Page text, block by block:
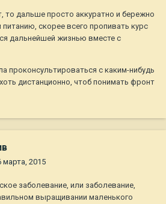
то дальше просто аккуратно и бережно
питанию, скорее всего пропивать курс
дальнейшей жизнью вместе с
проконсультироваться с каким-нибудь
дистанционно, чтоб понимать фронт
марта, 2015
заболевание, или заболевание,
выращивании маленького